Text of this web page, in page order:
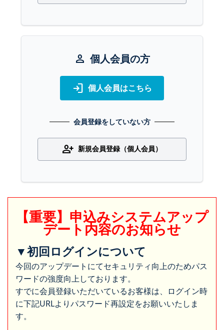
person 個人会員の方
login 個人会員はこちら
会員登録をしていない方
person_add 新規会員登録（個人会員）
【重要】申込みシステムアップ
デート内容のお知らせ
▼初回ログインについて
今回のアップデートにてセキュリティ向上のためパス
ワードの強度向上しております。
すでに会員登録いただいているお客様は、ログイン時
に下記URLよりパスワード再設定をお願いいたしま
す。